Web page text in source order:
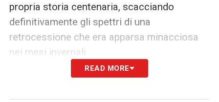
propria storia centenaria, scacciando
definitivamente gli spettri di una
retrocessione che era apparsa minacciosa
nei mesi invernali.
READ MORE